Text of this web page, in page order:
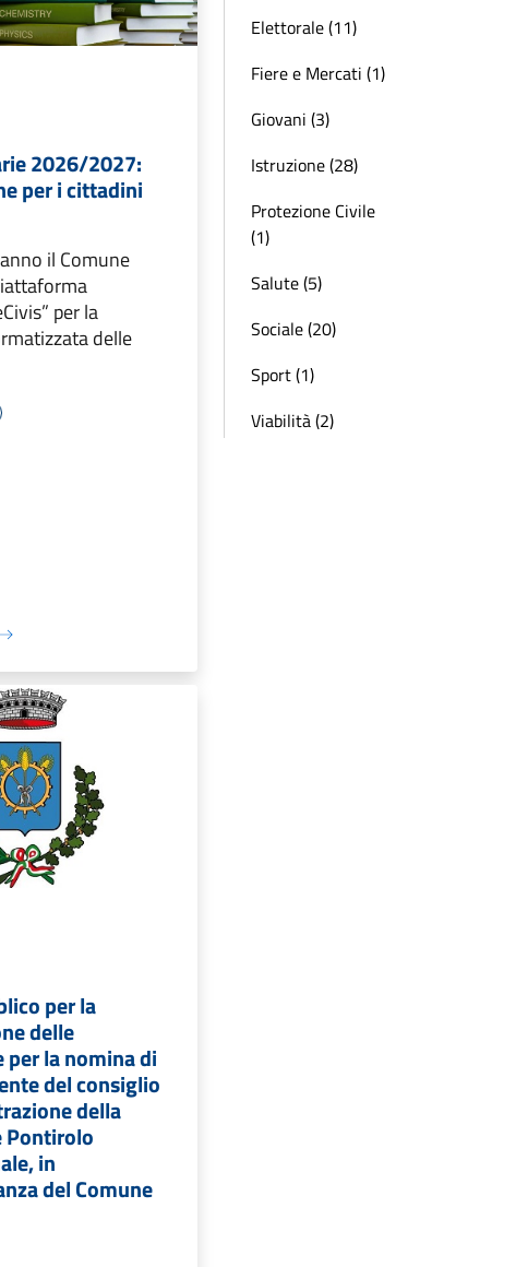
2026/2027:
per i cittadini
il Comune
per la
delle
per la
delle
la nomina di
del consiglio
della
Pontirolo
in
del Comune
Elettorale (11)
Fiere e Mercati (1)
Giovani (3)
Istruzione (28)
Protezione Civile
(1)
Salute (5)
Sociale (20)
Sport (1)
Viabilità (2)